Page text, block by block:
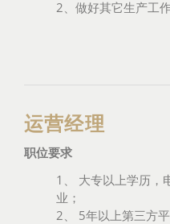
2、做好其它生产工作
运营经理
职位要求
1、 大专以上学历，
业；
2、 5年以上第三方